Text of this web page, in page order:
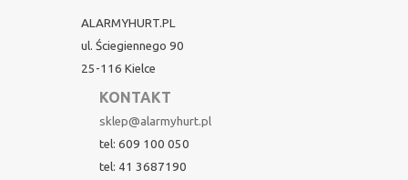
ALARMYHURT.PL
ul. Ściegiennego 90
25-116 Kielce
KONTAKT
sklep@alarmyhurt.pl
tel: 609 100 050
tel: 41 3687190